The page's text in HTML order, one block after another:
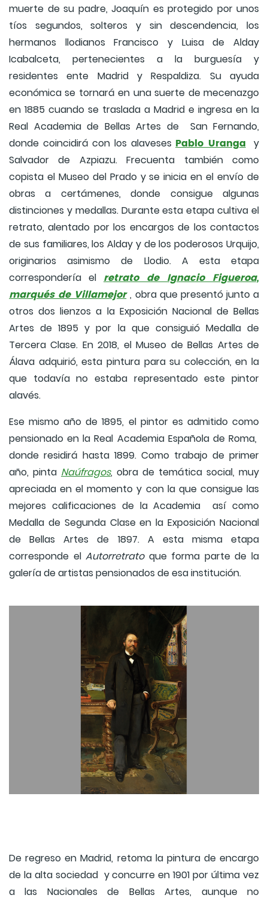
muerte de su padre, Joaquín es protegido por unos
tíos segundos, solteros y sin descendencia, los
hermanos llodianos Francisco y Luisa de Alday
Icabalceta, pertenecientes a la burguesía y
residentes ente Madrid y Respaldiza. Su ayuda
económica se tornará en una suerte de mecenazgo
en 1885 cuando se traslada a Madrid e ingresa en la
Real Academia de Bellas Artes de San Fernando,
donde coincidirá con los alaveses Pablo Uranga y
Salvador de Azpiazu. Frecuenta también como
copista el Museo del Prado y se inicia en el envío de
obras a certámenes, donde consigue algunas
distinciones y medallas. Durante esta etapa cultiva el
retrato, alentado por los encargos de los contactos
de sus familiares, los Alday y de los poderosos Urquijo,
originarios asimismo de Llodio. A esta etapa
correspondería el retrato de Ignacio Figueroa,
marqués de Villamejor , obra que presentó junto a
otros dos lienzos a la Exposición Nacional de Bellas
Artes de 1895 y por la que consiguió Medalla de
Tercera Clase. En 2018, el Museo de Bellas Artes de
Álava adquirió, esta pintura para su colección, en la
que todavía no estaba representado este pintor
alavés.
Ese mismo año de 1895, el pintor es admitido como
pensionado en la Real Academia Española de Roma,
donde residirá hasta 1899. Como trabajo de primer
año, pinta Naúfragos, obra de temática social, muy
apreciada en el momento y con la que consigue las
mejores calificaciones de la Academia así como
Medalla de Segunda Clase en la Exposición Nacional
de Bellas Artes de 1897. A esta misma etapa
corresponde elAutorretratoque forma parte de la
galería de artistas pensionados de esa institución.
De regreso en Madrid, retoma la pintura de encargo
de la alta sociedad y concurre en 1901 por última vez
a las Nacionales de Bellas Artes, aunque no